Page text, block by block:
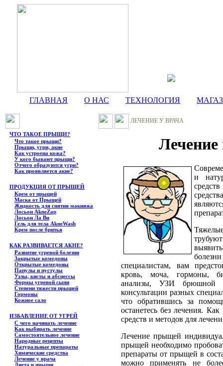
ГЛАВНАЯ О НАС ТЕХНОЛОГИЯ
ЧТО ТАКОЕ ПРЫЩИ?
Что такое прыщи?
Прыщи, угри, акне
Как устроена кожа?
У кого бывают прыщи?
Отчего образуются угри?
Как проявляется акне?
ПРОДУКЦИЯ ОТ ПРЫЩЕЙ
Крем от прыщей
Маска от Прыщей
Жидкость для снятия макияжа
Лосьон AkneZap
Лосьон Ла Ви
Гель для тела АkneWash
Крем после бритья
КАК РАЗВИВАЕТСЯ АКНЕ?
Развитие угревой болезни
Закрытые комедоны
Открытые комедоны
Папулы и пустулы
Узлы, кисты и абсцессы
Формы угревой сыпи
Степени тяжести прыщей
Гормоны
Кожное сало
ИЗБАВЛЕНИЕ ОТ УГРЕЙ
С чего начинать лечение
Как выбирать лечение
Самостоятельное лечение
Народные рецепты
Натуральные препараты
Химические средства
Лечение у врача
Диета и прыщи
ЛЕЧЕНИЕ У ВРАЧА
и
специалистам, вам
кровь, моча, гормоны,
анализы, УЗИ брюшной
консультации разных
что обратившись за
останетесь без лечения.
средств и методов для
Лечение прыщей
прыщей необходимо
препараты от прыщей в
можно применять не